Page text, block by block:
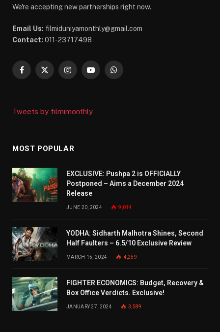
We're accepting new partnerships right now.
Email Us: filmiduniyamonthly@gmail.com
Contact: 011-23717498
Facebook
X
InstagramYouTubeWhatsApp
Tweets by filmimonthly
MOST POPULAR
EXCLUSIVE: Pushpa 2 is OFFICIALLY
Postponed – Aims a December 2024
Release
JUNE 20, 2024 9,014
YODHA: Sidharth Malhotra Shines, Second
Half Faulters – 6.5/10 Exclusive Review
MARCH 15, 2024 4,259
FIGHTER ECONOMICS: Budget, Recovery &
Box Office Verdicts. Exclusive!
JANUARY 27, 2024 3,589